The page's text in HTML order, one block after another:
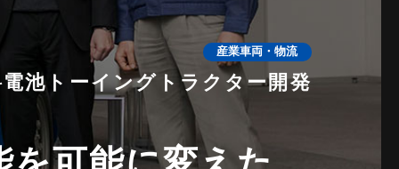
産業車両・物流
電池トーイングトラクター開発